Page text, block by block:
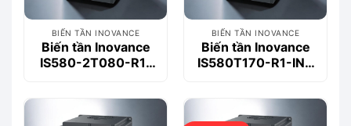
BIẾN TẦN INOVANCE
Biến tần Inovance
IS580-2T080-R1-
BIẾN TẦN INOVANCE
Biến tần Inovance
IS580T170-R1-INT